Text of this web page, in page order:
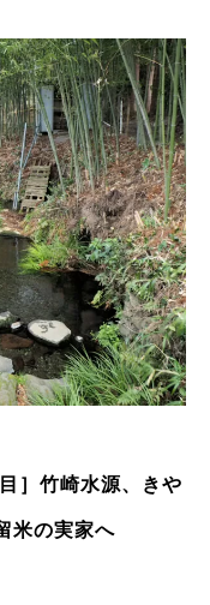
］竹崎水源、きや
米の実家へ